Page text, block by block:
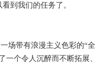
到我们的任务了。
场带有浪漫主义色彩的“全
一个令人沉醉而不断拓展、